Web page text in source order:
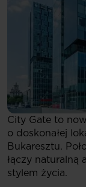
City Gate to
o doskonałej
Bukaresztu.
łączy naturalną
stylem życia.